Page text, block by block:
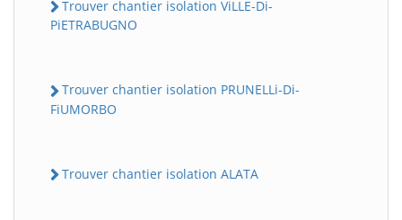
Trouver chantier isolation ViLLE-Di-
PiETRABUGNO
Trouver chantier isolation PRUNELLi-Di-
FiUMORBO
Trouver chantier isolation ALATA